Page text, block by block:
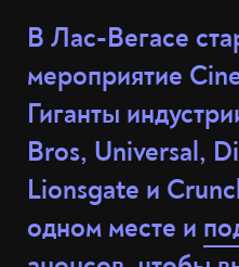
В Лас-Вегасе
мероприятие
Гиганты
Bros, Universal,
Lionsgate и
одном месте и